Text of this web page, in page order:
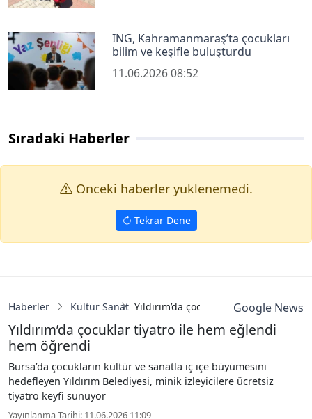
ING, Kahramanmaraş’ta çocukları
bilim ve keşifle buluşturdu
11.06.2026 08:52
Sıradaki Haberler
Onceki haberler yuklenemedi.
Tekrar Dene
Haberler Kültür Sanat Yıldırım’da çocuklar tiyatro ile hem
Google News
Yıldırım’da çocuklar tiyatro ile hem eğlendi
hem öğrendi
Bursa’da çocukların kültür ve sanatla iç içe büyümesini
hedefleyen Yıldırım Belediyesi, minik izleyicilere ücretsiz
tiyatro keyfi sunuyor
Yayınlanma Tarihi: 11.06.2026 11:09